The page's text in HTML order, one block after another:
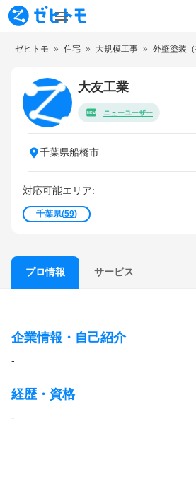
ゼヒトモ 住宅 大規模工事 外壁塗装（
大友工業
ニューユーザー
千葉県船橋市
対応可能エリア:
千葉県(59)
プロ情報 サービス
企業情報・自己紹介
-
経歴・資格
-